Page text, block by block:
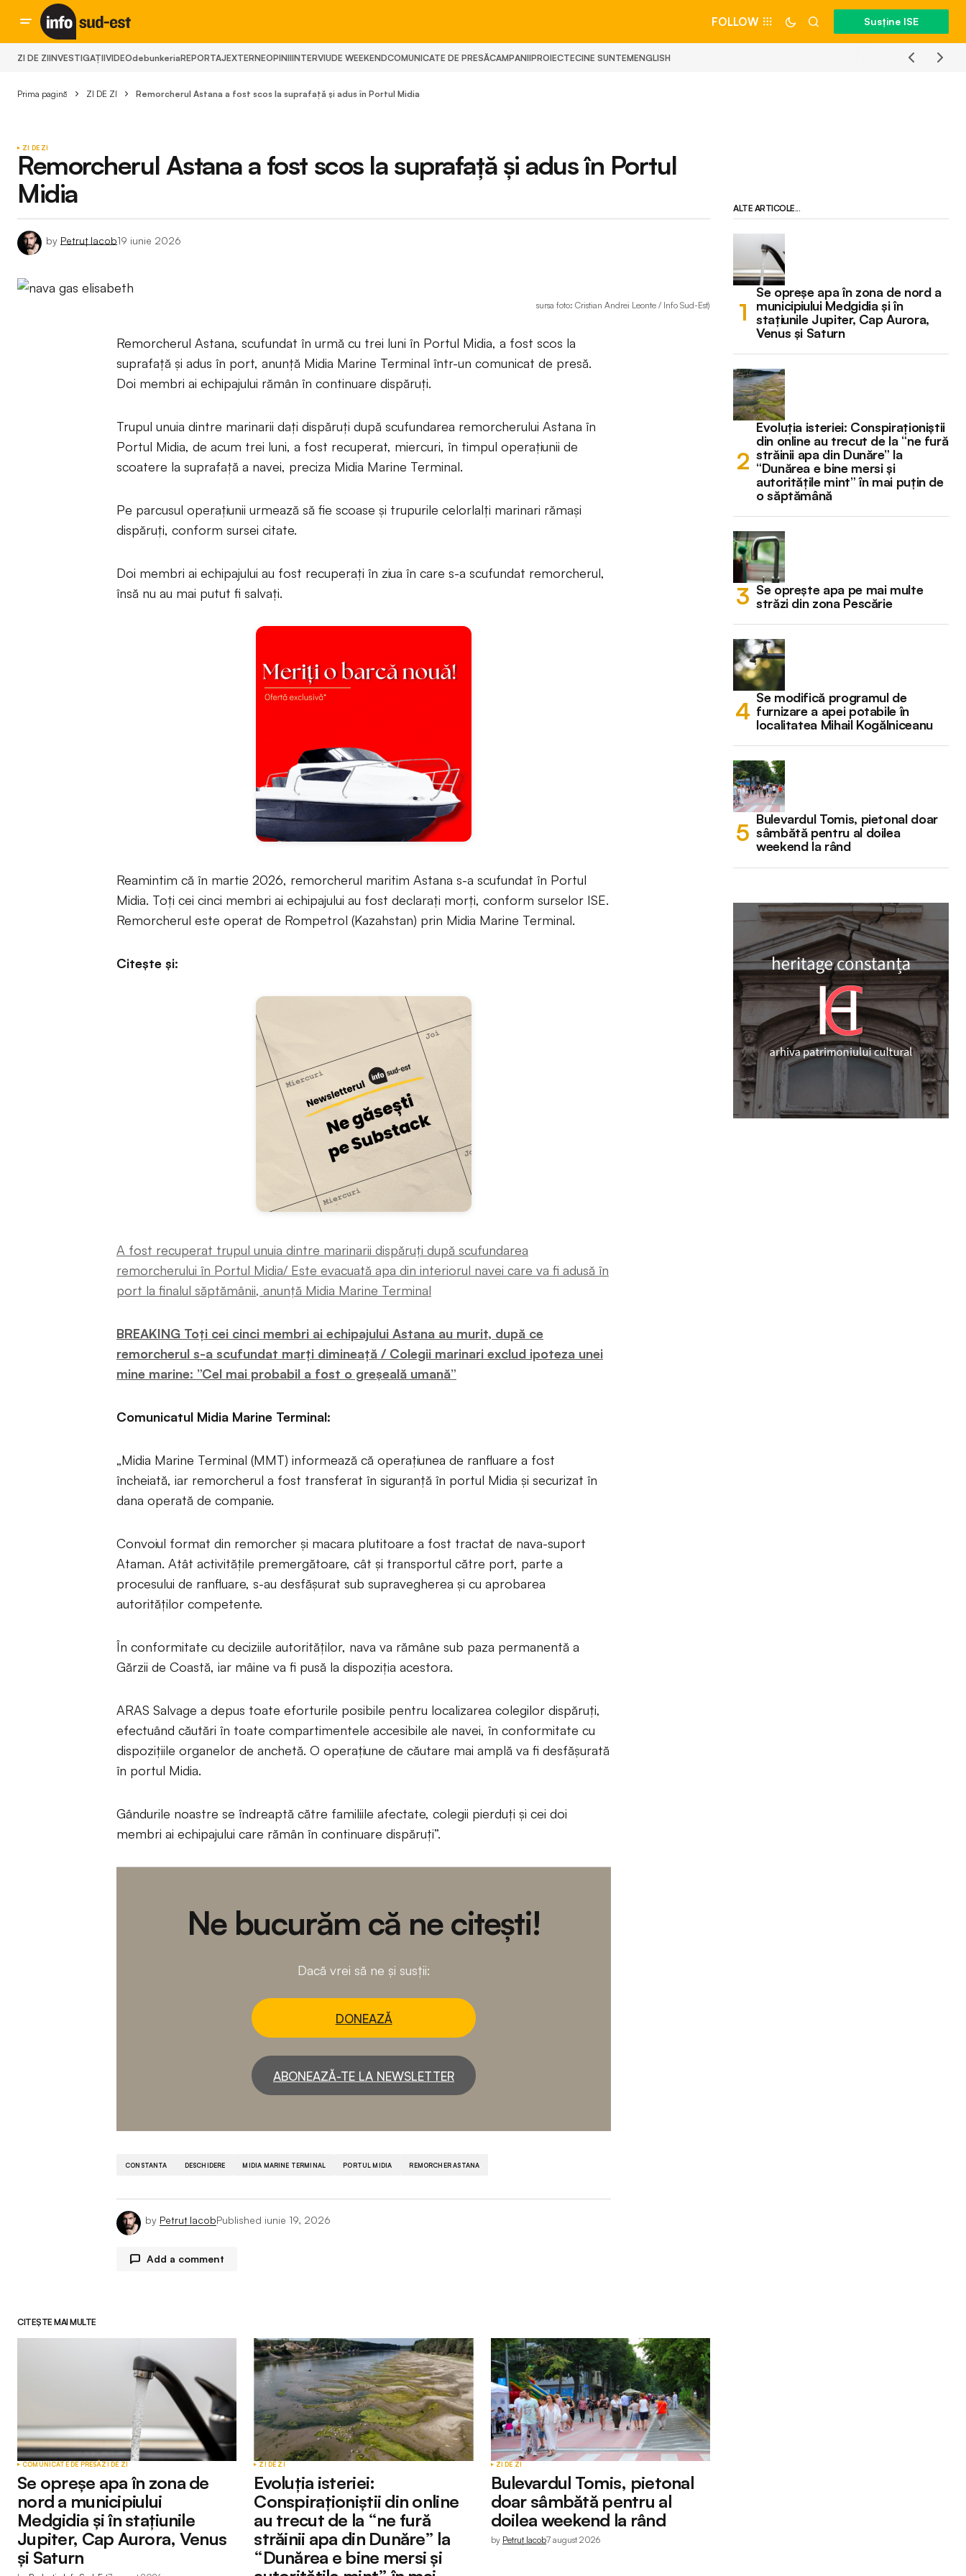
FOLLOW Susține ISE
ZI DE ZIINVESTIGAȚIIVIDEOdebunkeriaREPORTAJEXTERNEOPINIIINTERVIUDE WEEKENDCOMUNICATE DE PRESĂCAMPANIIPROIECTECINE SUNTEMENGLISH
Prima pagină ZI DE ZI Remorcherul Astana a fost scos la suprafață și adus în Portul Midia
ZI DE ZI
Remorcherul Astana a fost scos la suprafață și adus în Portul
Midia
by Petruț Iacob19 iunie 2026
sursa foto: Cristian Andrei Leonte / Info Sud-Est)
Remorcherul Astana, scufundat în urmă cu trei luni în Portul Midia, a fost scos la
suprafață și adus în port, anunță Midia Marine Terminal într-un comunicat de presă.
Doi membri ai echipajului rămân în continuare dispăruți.
Trupul unuia dintre marinarii dați dispăruți după scufundarea remorcherului Astana în
Portul Midia, de acum trei luni, a fost recuperat, miercuri, în timpul operațiunii de
scoatere la suprafață a navei, preciza Midia Marine Terminal.
Pe parcusul operațiunii urmează să fie scoase și trupurile celorlalți marinari rămași
dispăruți, conform sursei citate.
Doi membri ai echipajului au fost recuperați în ziua în care s-a scufundat remorcherul,
însă nu au mai putut fi salvați.
Reamintim că în martie 2026, remorcherul maritim Astana s-a scufundat în Portul
Midia. Toți cei cinci membri ai echipajului au fost declarați morți, conform surselor ISE.
Remorcherul este operat de Rompetrol (Kazahstan) prin Midia Marine Terminal.
Citește și:
A fost recuperat trupul unuia dintre marinarii dispăruți după scufundarea
remorcherului în Portul Midia/ Este evacuată apa din interiorul navei care va fi adusă în
port la finalul săptămânii, anunță Midia Marine Terminal
BREAKING Toți cei cinci membri ai echipajului Astana au murit, după ce
remorcherul s-a scufundat marți dimineață / Colegii marinari exclud ipoteza unei
mine marine: ”Cel mai probabil a fost o greșeală umană”
Comunicatul Midia Marine Terminal:
„Midia Marine Terminal (MMT) informează că operațiunea de ranfluare a fost
încheiată, iar remorcherul a fost transferat în siguranță în portul Midia și securizat în
dana operată de companie.
Convoiul format din remorcher și macara plutitoare a fost tractat de nava-suport
Ataman. Atât activitățile premergătoare, cât și transportul către port, parte a
procesului de ranfluare, s-au desfășurat sub supravegherea și cu aprobarea
autorităților competente.
În conformitate cu deciziile autorităților, nava va rămâne sub paza permanentă a
Gărzii de Coastă, iar mâine va fi pusă la dispoziția acestora.
ARAS Salvage a depus toate eforturile posibile pentru localizarea colegilor dispăruți,
efectuând căutări în toate compartimentele accesibile ale navei, în conformitate cu
dispozițiile organelor de anchetă. O operațiune de căutare mai amplă va fi desfășurată
în portul Midia.
Gândurile noastre se îndreaptă către familiile afectate, colegii pierduți și cei doi
membri ai echipajului care rămân în continuare dispăruți”.
Ne bucurăm că ne citești!
Dacă vrei să ne și susții:
DONEAZĂ
ABONEAZĂ-TE LA NEWSLETTER
CONSTANTA DESCHIDERE MIDIA MARINE TERMINAL PORTUL MIDIA REMORCHER ASTANA
by Petruț IacobPublished iunie 19, 2026
Add a comment
Comment
Your Name* Your E-mail*
Submit Comment
CITEȘTE MAI MULTE
COMUNICATE DE PRESĂZI DE ZI
Se opreșe apa în zona de
nord a municipiului
Medgidia și în stațiunile
Jupiter, Cap Aurora, Venus
și Saturn
ZI DE ZI
Evoluția isteriei:
Conspiraționiștii din online
au trecut de la “ne fură
străinii apa din Dunăre” la
“Dunărea e bine mersi și
ZI DE ZI
Bulevardul Tomis, pietonal
doar sâmbătă pentru al
doilea weekend la rând
by Petruț Iacob7 august 2026
ALTE ARTICOLE...
Se opreșe apa în zona de nord a
municipiului Medgidia și în
stațiunile Jupiter, Cap Aurora,
Venus și Saturn
Evoluția isteriei: Conspiraționiștii
din online au trecut de la “ne fură
străinii apa din Dunăre” la
“Dunărea e bine mersi și
autoritățile mint” în mai puțin de
o săptămână
Se oprește apa pe mai multe
străzi din zona Pescărie
Se modifică programul de
furnizare a apei potabile în
localitatea Mihail Kogălniceanu
Bulevardul Tomis, pietonal doar
sâmbătă pentru al doilea
weekend la rând